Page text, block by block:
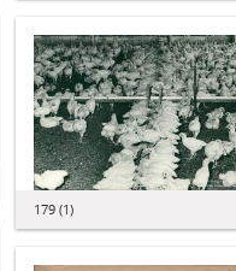
179 (1)